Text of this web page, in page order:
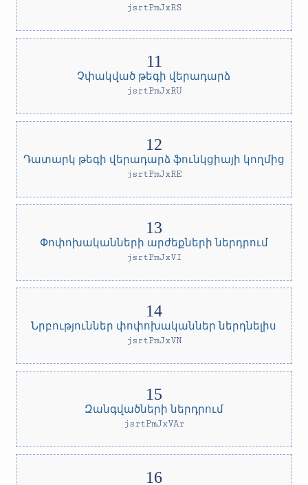
jsrtPmJxRS
Չփակված թեգի վերադարձ
jsrtPmJxRU
Դատարկ թեգի վերադարձ ֆունկցիայի կողմից
jsrtPmJxRE
Փոփոխականների արժեքների ներդրում
jsrtPmJxVI
Նրբություններ փոփոխականներ ներդնելիս
jsrtPmJxVN
Զանգվածների ներդրում
jsrtPmJxVAr